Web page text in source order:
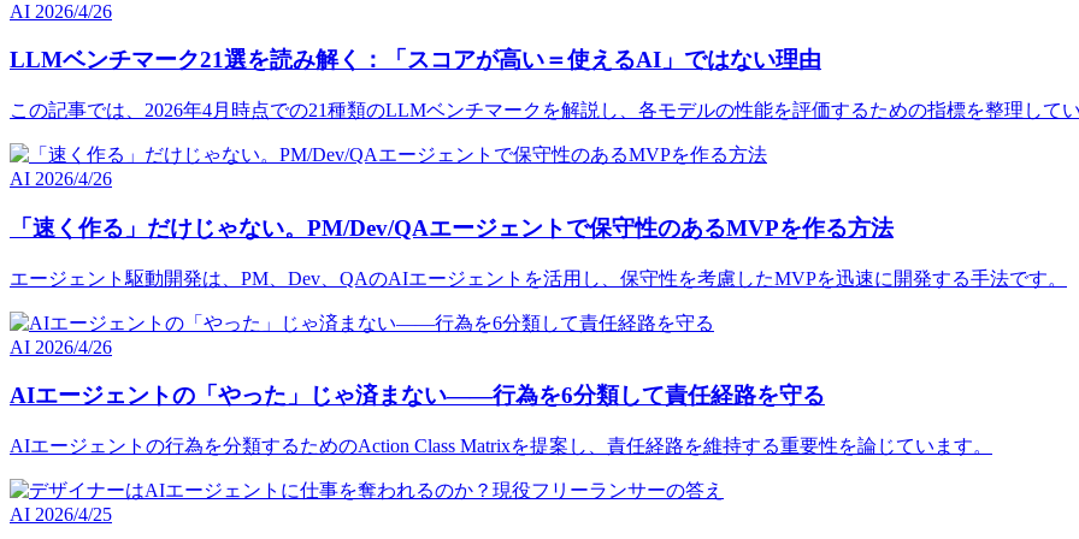
AI 2026/4/26
LLMベンチマーク21選を読み解く：「スコアが高い＝使えるAI」ではない理由
この記事では、2026年4月時点での21種類のLLMベンチマークを解説し、各モデルの性能を評価するための指標を整理して
AI 2026/4/26
「速く作る」だけじゃない。PM/Dev/QAエージェントで保守性のあるMVPを作る方法
エージェント駆動開発は、PM、Dev、QAのAIエージェントを活用し、保守性を考慮したMVPを迅速に開発する手法です。
AI 2026/4/26
AIエージェントの「やった」じゃ済まない――行為を6分類して責任経路を守る
AIエージェントの行為を分類するためのAction Class Matrixを提案し、責任経路を維持する重要性を論じています。
AI 2026/4/25